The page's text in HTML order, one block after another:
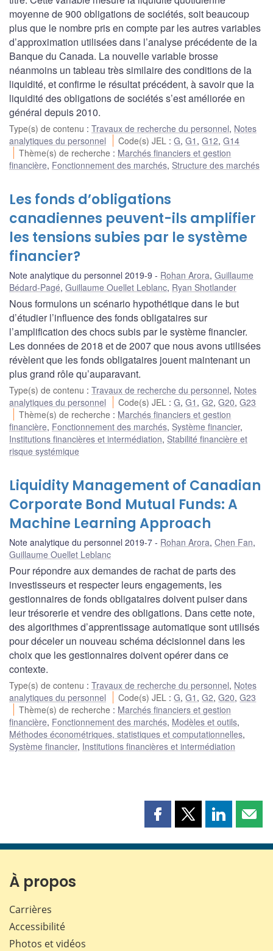
moyenne de 900 obligations de sociétés, soit beaucoup
plus que le nombre pris en compte par les autres variables
d’approximation utilisées dans l’analyse précédente de la
Banque du Canada. La nouvelle variable brosse
néanmoins un tableau très similaire des conditions de la
liquidité, et confirme le résultat précédent, à savoir que la
liquidité des obligations de sociétés s’est améliorée en
général depuis 2010.
Type(s) de contenu : Travaux de recherche du personnel, Notes
analytiques du personnel
Code(s) JEL :G,G1 ,G12,G14
Thème(s) de recherche : Marchés financiers et gestion
financière, Fonctionnement des marchés, Structure des marchés
Les fonds d’obligations
canadiennes peuvent-ils amplifier
les tensions subies par le système
financier?
Note analytique du personnel 2019-9 Rohan Arora, Guillaume
Bédard-Pagé, Guillaume Ouellet Leblanc, Ryan Shotlander
Nous formulons un scénario hypothétique dans le but
d’étudier l’influence des fonds obligataires sur
l’amplification des chocs subis par le système financier.
Les données de 2018 et de 2007 que nous avons utilisées
révèlent que les fonds obligataires jouent maintenant un
plus grand rôle qu’auparavant.
Type(s) de contenu : Travaux de recherche du personnel, Notes
analytiques du personnel
Code(s) JEL :G,G1 ,G2,G20,G23
Thème(s) de recherche : Marchés financiers et gestion
financière, Fonctionnement des marchés, Système financier,
Institutions financières et intermédiation, Stabilité financière et
risque systémique
Liquidity Management of Canadian
Corporate Bond Mutual Funds: A
Machine Learning Approach
Note analytique du personnel 2019-7 Rohan Arora, Chen Fan,
Guillaume Ouellet Leblanc
Pour répondre aux demandes de rachat de parts des
investisseurs et respecter leurs engagements, les
gestionnaires de fonds obligataires doivent puiser dans
leur trésorerie et vendre des obligations. Dans cette note,
des algorithmes d’apprentissage automatique sont utilisés
pour déceler un nouveau schéma décisionnel dans les
choix que les gestionnaires doivent opérer dans ce
contexte.
Type(s) de contenu : Travaux de recherche du personnel, Notes
analytiques du personnel
Code(s) JEL :G,G1 ,G2,G20,G23
Thème(s) de recherche : Marchés financiers et gestion
financière, Fonctionnement des marchés, Modèles et outils,
Méthodes économétriques, statistiques et computationnelles,
Système financier, Institutions financières et intermédiation
Partager
page
Partager
page
Partager
page page
À propos
Carrières
Accessibilité
Photos et vidéos